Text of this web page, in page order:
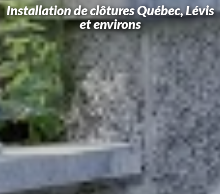
Installation de clôtures Québec, Lévis
et environs